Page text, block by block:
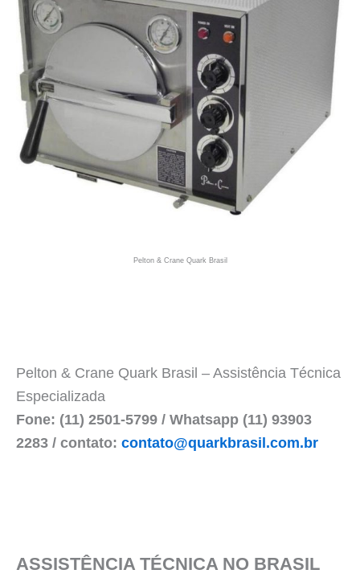
Pelton & Crane Quark Brasil
Pelton & Crane Quark Brasil – Assistência Técnica
Especializada
Fone: (11) 2501-5799 / Whatsapp (11) 93903
2283 / contato: contato@quarkbrasil.com.br
ASSISTÊNCIA TÉCNICA NO BRASIL